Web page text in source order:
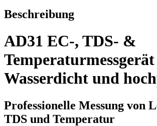
Beschreibung
AD31 EC-, TDS- &
Wasserdicht und
Professionelle Messung von
TDS und Temperatur